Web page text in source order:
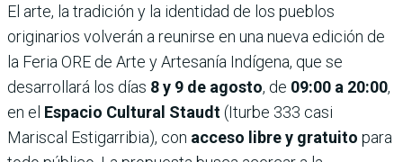
El arte, la tradición y la identidad de los pueblos
originarios volverán a reunirse en una nueva edición de
la Feria ORE de Arte y Artesanía Indígena, que se
desarrollará los días 8 y 9 de agosto, de 09:00 a 20:00,
en el Espacio Cultural Staudt(Iturbe 333 casi
Mariscal Estigarribia), con acceso libre y gratuito para